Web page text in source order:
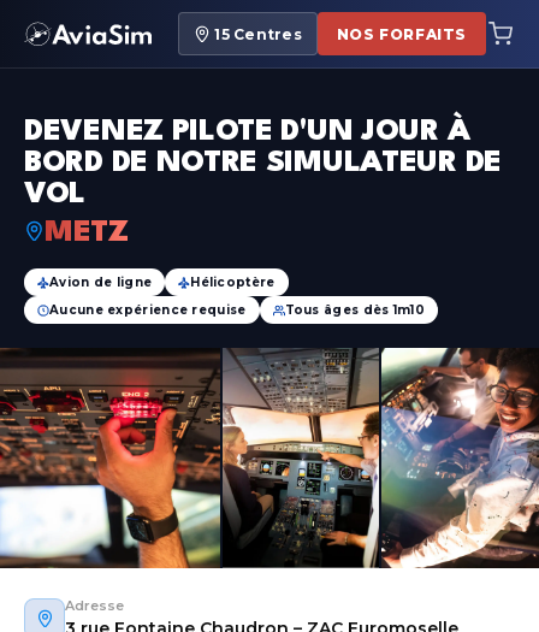
15Centres NOS FORFAITS
DEVENEZ PILOTE D'UN JOUR À
BORD DE NOTRE SIMULATEUR DE
VOL
METZ
Avion de ligne
Hélicoptère
Aucune expérience requise
Tous âges dès 1m10
Adresse